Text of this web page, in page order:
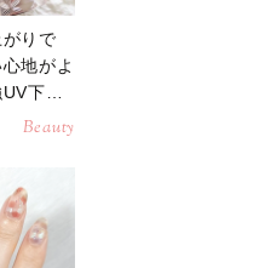
りで
地がよ
下
Beauty